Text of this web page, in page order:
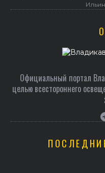
Официальный портал
целью всестороннего